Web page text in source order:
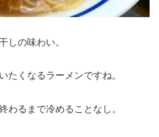
しの味わい。
たくなるラーメンですね。
わるまで冷めることなし。